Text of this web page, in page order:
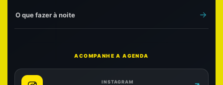
O que fazer à noite
ACOMPANHE A AGENDA
INSTAGRAM